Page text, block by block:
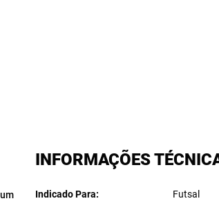
INFORMAÇÕES
Indicado Para
Futsal